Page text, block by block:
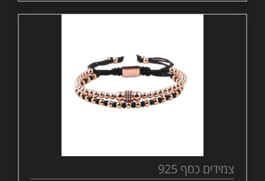
צמידים כסף 925